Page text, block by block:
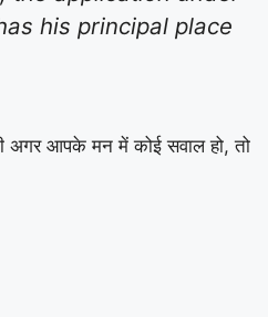
his principal place
अगर आपके मन में कोई सवाल हो, तो